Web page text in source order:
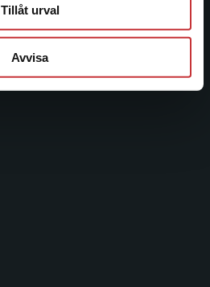
Tillåt urval
Avvisa